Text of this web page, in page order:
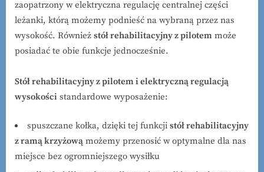
zaopatrzony w elektryczna regulację centralnej części
leżanki, którą możemy podnieść na wybraną przez nas
wysokość. Również stół rehabilitacyjny z pilotem może
posiadać te obie funkcje jednocześnie.
Stół rehabilitacyjny z pilotem i elektryczną regulacją
wysokości standardowe wyposażenie:
spuszczane kołka, dzięki tej funkcji stół rehabilitacyjny
z ramą krzyżową możemy przenosić w optymalne dla nas
miejsce bez ogromniejszego wysiłku